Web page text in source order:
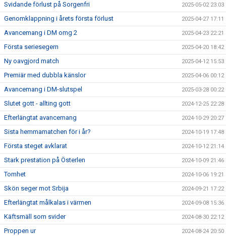
Svidande förlust på Sorgenfri 2025-05-02 23:03
Genomklappning i årets första förlust 2025-04-27 17:11
Avancemang i DM omg 2 2025-04-23 22:21
Första seriesegern 2025-04-20 18:42
Ny oavgjord match 2025-04-12 15:53
Premiär med dubbla känslor 2025-04-06 00:12
Avancemang i DM-slutspel 2025-03-28 00:22
Slutet gott - allting gott 2024-12-25 22:28
Efterlängtat avancemang 2024-10-29 20:27
Sista hemmamatchen för i år? 2024-10-19 17:48
Första steget avklarat 2024-10-12 21:14
Stark prestation på Österlen 2024-10-09 21:46
Tomhet 2024-10-06 19:21
Skön seger mot Srbija 2024-09-21 17:22
Efterlängtat målkalas i värmen 2024-09-08 15:36
Käftsmäll som svider 2024-08-30 22:12
Proppen ur 2024-08-24 20:50